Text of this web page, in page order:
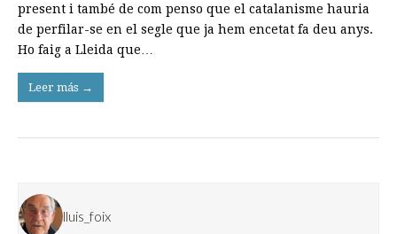
present i també de com penso que el catalanisme hauria
de perfilar-se en el segle que ja hem encetat fa deu anys.
Ho faig a Lleida que…
Leer más →
lluis_foix